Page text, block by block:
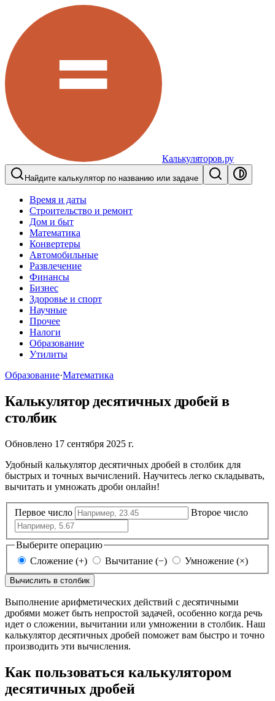
Калькуляторов.ру
Найдите калькулятор по названию или задаче
Время и даты
Строительство и ремонт
Дом и быт
Математика
Конвертеры
Автомобильные
Развлечение
Финансы
Бизнес
Здоровье и спорт
Научные
Прочее
Налоги
Образование
Утилиты
Образование·Математика
Калькулятор десятичных дробей в
столбик
Обновлено 17 сентября 2025 г.
Удобный калькулятор десятичных дробей в столбик для
быстрых и точных вычислений. Научитесь легко складывать,
вычитать и умножать дроби онлайн!
Первое число Второе число
Выберите операцию
Сложение (+)
Вычитание (−) Умножение (×)
Вычислить в столбик
Выполнение арифметических действий с десятичными
дробями может быть непростой задачей, особенно когда речь
идет о сложении, вычитании или умножении в столбик. Наш
калькулятор десятичных дробей поможет вам быстро и точно
производить эти вычисления.
Как пользоваться калькулятором
десятичных дробей